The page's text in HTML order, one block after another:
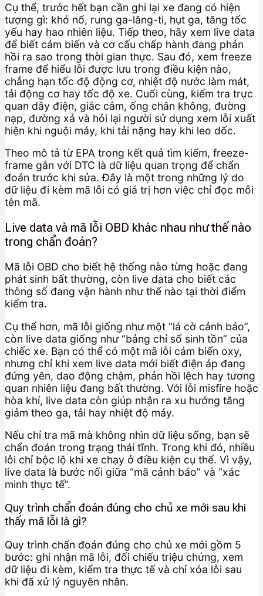
Cụ thể, trước hết bạn cần ghi lại xe đang có hiện
tượng gì: khó nổ, rung ga-lăng-ti, hụt ga, tăng tốc
yếu hay hao nhiên liệu. Tiếp theo, hãy xem live data
để biết cảm biến và cơ cấu chấp hành đang phản
hồi ra sao trong thời gian thực. Sau đó, xem freeze
frame để hiểu lỗi được lưu trong điều kiện nào,
chẳng hạn tốc độ động cơ, nhiệt độ nước làm mát,
tải động cơ hay tốc độ xe. Cuối cùng, kiểm tra trực
quan dây điện, giắc cắm, ống chân không, đường
nạp, đường xả và hỏi lại người sử dụng xem lỗi xuất
hiện khi nguội máy, khi tải nặng hay khi leo dốc.
Theo mô tả từ EPA trong kết quả tìm kiếm, freeze-
frame gắn với DTC là dữ liệu quan trọng để chẩn
đoán trước khi sửa. Đây là một trong những lý do
dữ liệu đi kèm mã lỗi có giá trị hơn việc chỉ đọc mỗi
tên mã.
Live data và mã lỗi OBD khác nhau như thế nào
trong chẩn đoán?
Mã lỗi OBD cho biết hệ thống nào từng hoặc đang
phát sinh bất thường, còn live data cho biết các
thông số đang vận hành như thế nào tại thời điểm
kiểm tra.
Cụ thể hơn, mã lỗi giống như một “lá cờ cảnh báo”,
còn live data giống như “bảng chỉ số sinh tồn” của
chiếc xe. Bạn có thể có một mã lỗi cảm biến oxy,
nhưng chỉ khi xem live data mới biết điện áp đang
đứng yên, dao động chậm, phản hồi lệch hay tương
quan nhiên liệu đang bất thường. Với lỗi misfire hoặc
hòa khí, live data còn giúp nhận ra xu hướng tăng
giảm theo ga, tải hay nhiệt độ máy.
Nếu chỉ tra mã mà không nhìn dữ liệu sống, bạn sẽ
chẩn đoán trong trạng thái tĩnh. Trong khi đó, nhiều
lỗi chỉ bộc lộ khi xe chạy ở điều kiện cụ thể. Vì vậy,
live data là bước nối giữa “mã cảnh báo” và “xác
minh thực tế”.
Quy trình chẩn đoán đúng cho chủ xe mới sau khi
thấy mã lỗi là gì?
Quy trình chẩn đoán đúng cho chủ xe mới gồm 5
bước: ghi nhận mã lỗi, đối chiếu triệu chứng, xem
dữ liệu đi kèm, kiểm tra thực tế và chỉ xóa lỗi sau
khi đã xử lý nguyên nhân.